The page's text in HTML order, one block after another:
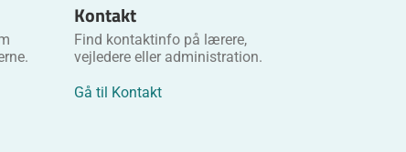
Kontakt
Find kontaktinfo på lærere,
vejledere eller administration.
Gå til Kontakt